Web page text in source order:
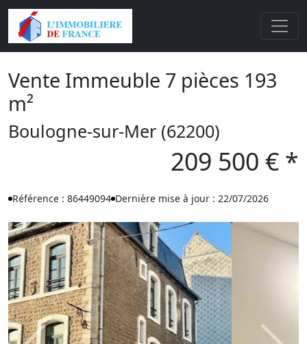
Vente Immeuble 7 pièces 193
m²
Boulogne-sur-Mer (62200)
209 500 € *
Référence : 86449094 Dernière mise à jour : 22/07/2026